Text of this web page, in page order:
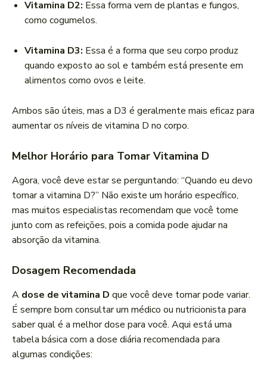
Vitamina D2: Essa forma vem de plantas e fungos,
como cogumelos.
Vitamina D3: Essa é a forma que seu corpo produz
quando exposto ao sol e também está presente em
alimentos como ovos e leite.
Ambos são úteis, mas a D3 é geralmente mais eficaz para
aumentar os níveis de vitamina D no corpo.
Melhor Horário para Tomar Vitamina D
Agora, você deve estar se perguntando: “Quando eu devo
tomar a vitamina D?” Não existe um horário específico,
mas muitos especialistas recomendam que você tome
junto com as refeições, pois a comida pode ajudar na
absorção da vitamina.
Dosagem Recomendada
A dose de vitamina D que você deve tomar pode variar.
É sempre bom consultar um médico ou nutricionista para
saber qual é a melhor dose para você. Aqui está uma
tabela básica com a dose diária recomendada para
algumas condições: